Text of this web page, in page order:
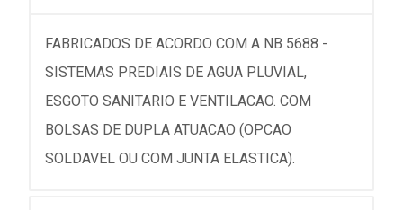
FABRICADOS DE ACORDO COM A NB 5688 -
SISTEMAS PREDIAIS DE AGUA PLUVIAL,
ESGOTO SANITARIO E VENTILACAO. COM
BOLSAS DE DUPLA ATUACAO (OPCAO
SOLDAVEL OU COM JUNTA ELASTICA).